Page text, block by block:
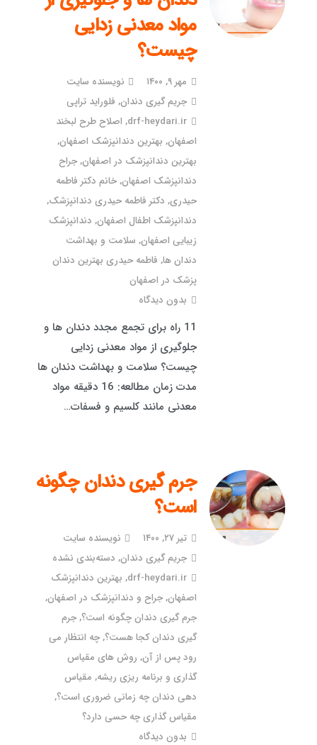
مواد معدنی زدایی
چیست؟
مهر ۹, ۱۴۰۰
نویسنده سایت
جریم گیری دندان, فلوراید تراپی
drf-heydari.ir
, اصلاح طرح لبخند
اصفهان, بهترین دندانپزشک اصفهان,
بهترین دندانپزشک در اصفهان,جراح
دندانپزشک اصفهان,خانم دکتر فاطمه
حیدری, دکتر فاطمه حیدری دندانپزشک,
دندانپزشک اطفال اصفهان, دندانپزشک
زیبایی اصفهان, سلامت و بهداشت
دندان ها, فاطمه حیدری بهترین دندان
پزشک در اصفهان
بدون دیدگاه
11 راه برای تجمع مجدد دندان ها و
جلوگیری از مواد معدنی زدایی
چیست؟ سلامت و بهداشت دندان ها
مدت زمان مطالعه: 16 دقیقه مواد
معدنی مانند کلسیم و فسفات…
جرم گیری دندان چگونه
است؟
تیر ۲۷, ۱۴۰۰
نویسنده سایت
جریم گیری دندان, دسته‌بندی نشده
drf-heydari.ir
, بهترین دندانپزشک
اصفهان,جراح و دندانپزشک در اصفهان,
جرم گیری دندان چگونه است؟,جرم
گیری دندان کجا هست؟,چه انتظار می
رود پس از آن, روش های مقیاس
گذاری و برنامه ریزی ریشه, مقیاس
دهی دندان چه زمانی ضروری است؟,
مقیاس گذاری چه حسی دارد؟
بدون دیدگاه